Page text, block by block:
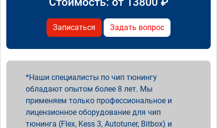
Записаться Задать вопрос
Наши специалисты по чип тюнингу
обладают опытом более 8 лет. Мы
применяем только профессиональное и
лицензионное оборудование для чип
тюнинга (Flex, Kess 3, Autotuner, Bitbox) и